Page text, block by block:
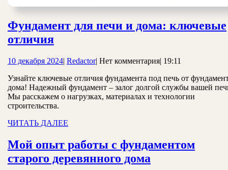
Фундамент для печи и дома: ключевые
отличияФундамент
печи
и
дома:
ключевые
отличия
10 декабря 202410
2024
| RedactorRedactor
| Нет комментария| 19:11
Узнайте ключевые отличия фундамента под печь от
дома! Надежный фундамент – залог долгой службы вашей
Мы расскажем о нагрузках, материалах и технологии
строительства.
ЧИТАТЬ ДАЛЕЕ
Мой опыт работы с фундаментом
старого деревянного дома